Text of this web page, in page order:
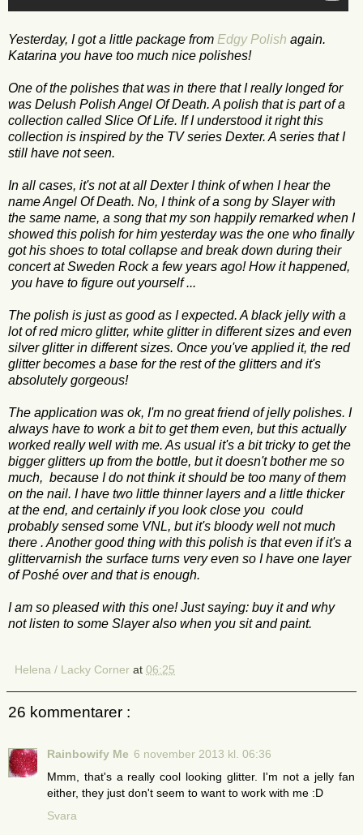
Yesterday, I got a little package from Edgy Polish again.
Katarina you have too much nice polishes!
One of the polishes that was in there that I really longed for
was Delush Polish Angel Of Death. A polish that is part of a
collection called Slice Of Life. If I understood it right this
collection is inspired by the TV series Dexter. A series that I
still have not seen.
In all cases, it's not at all Dexter I think of when I hear the
name Angel Of Death. No, I think of a song by Slayer with
the same name, a song that my son happily remarked when I
showed this polish for him yesterday was the one who finally
got his shoes to total collapse and break down during their
concert at Sweden Rock a few years ago! How it happened,
you have to figure out yourself ...
The polish is just as good as I expected. A black jelly with a
lot of red micro glitter, white glitter in different sizes and even
silver glitter in different sizes. Once you've applied it, the red
glitter becomes a base for the rest of the glitters and it's
absolutely gorgeous!
The application was ok, I'm no great friend of jelly polishes. I
always have to work a bit to get them even, but this actually
worked really well with me. As usual it's a bit tricky to get the
bigger glitters up from the bottle, but it doesn't bother me so
much, because I do not think it should be too many of them
on the nail. I have two little thinner layers and a little thicker
at the end, and certainly if you look close you could
probably sensed some VNL, but it's bloody well not much
there . Another good thing with this polish is that even if it's a
glittervarnish the surface turns very even so I have one layer
of Poshé over and that is enough.
I am so pleased with this one! Just saying: buy it and why
not listen to some Slayer also when you sit and paint.
Helena / Lacky Corner at 06:25
26 kommentarer :
Rainbowify Me 6 november 2013 kl. 06:36
Mmm, that's a really cool looking glitter. I'm not a jelly fan
either, they just don't seem to want to work with me :D
Svara